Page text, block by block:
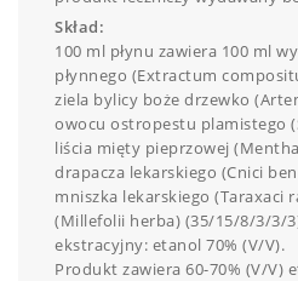
Skład:
100 ml płynu zawiera 100 ml
płynnego (Extractum
ziela bylicy boże drzewko
owocu ostropestu plamistego
liścia mięty pieprzowej
drapacza lekarskiego (Cnici
mniszka lekarskiego (Taraxaci
(Millefolii herba) (35/15/8/3/3/
ekstracyjny: etanol 70% (V/V).
Produkt zawiera 60-70% (V/V)